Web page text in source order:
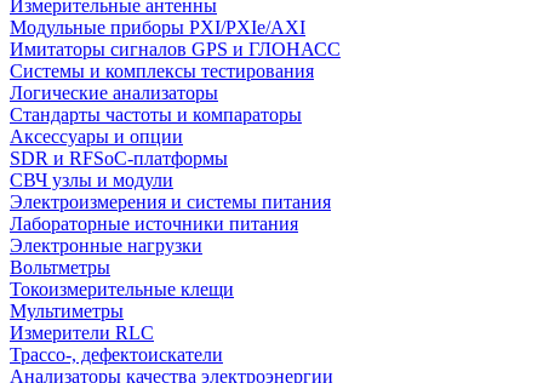
Измерительные антенны
Модульные приборы PXI/PXIe/AXI
Имитаторы сигналов GPS и ГЛОНАСС
Системы и комплексы тестирования
Логические анализаторы
Стандарты частоты и компараторы
Аксессуары и опции
SDR и RFSoC‑платформы
СВЧ узлы и модули
Электроизмерения и системы питания
Лабораторные источники питания
Электронные нагрузки
Вольтметры
Токоизмерительные клещи
Мультиметры
Измерители RLC
Трассо-, дефектоискатели
Анализаторы качества электроэнергии